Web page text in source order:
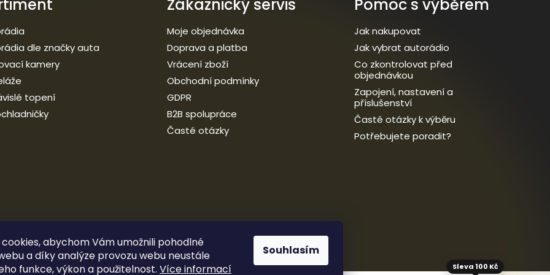
abychom Vám umožnili pohodlné
a díky analýze provozu webu neustále
funkce, výkon a použitelnost. Více informací
Souhlasím
dle značky auta
kamery
topení
Zákaznický servis
Moje objednávka
Doprava a platba
Vrácení zboží
Obchodní podmínky
GDPR
B2B spolupráce
Časté otázky
Pomoc s výběrem
Jak nakupovat
Jak vybrat autorádio
Co zkontrolovat před
objednávkou
Zapojení, nastavení a
příslušenství
Časté otázky k výběru
Potřebujete poradit?
Sleva 100 Kč